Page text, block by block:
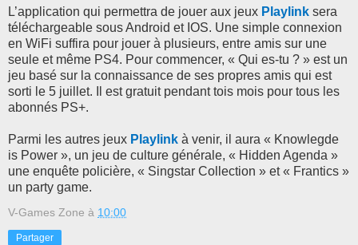
L’application qui permettra de jouer aux jeux Playlink sera
téléchargeable sous Android et IOS. Une simple connexion
en WiFi suffira pour jouer à plusieurs, entre amis sur une
seule et même PS4. Pour commencer, « Qui es-tu ? » est un
jeu basé sur la connaissance de ses propres amis qui est
sorti le 5 juillet. Il est gratuit pendant tois mois pour tous les
abonnés PS+.
Parmi les autres jeux Playlink à venir, il aura « Knowlegde
is Power », un jeu de culture générale, « Hidden Agenda »
une enquête policière, « Singstar Collection » et « Frantics »
un party game.
V-Games Zone à 10:00
Partager